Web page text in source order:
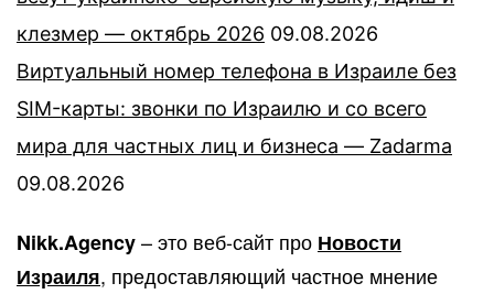
клезмер — октябрь 2026 09.08.2026
Виртуальный номер телефона в Израиле без
SIM-карты: звонки по Израилю и со всего
мира для частных лиц и бизнеса — Zadarma
09.08.2026
Nikk.Agency– это веб-сайт про Новости
Израиля, предоставляющий частное мнение